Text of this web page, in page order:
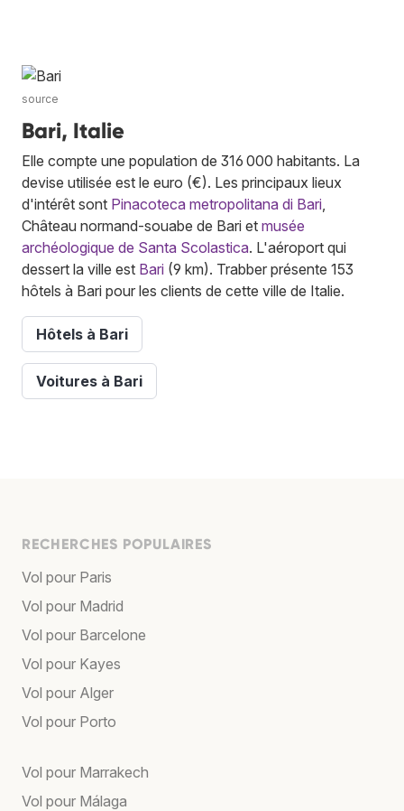
source
Bari, Italie
Elle compte une population de 316 000 habitants. La
devise utilisée est le euro (€). Les principaux lieux
d'intérêt sont Pinacoteca metropolitana di Bari
Château normand-souabe de Bari et musée
archéologique de Santa Scolastica. L'aéroport qui
dessert la ville est Bari (9 km). Trabber présente 153
hôtels à Bari pour les clients de cette ville de Italie.
Hôtels à Bari
Voitures à Bari
RECHERCHES POPULAIRES
Vol pour Paris
Vol pour Madrid
Vol pour Barcelone
Vol pour Kayes
Vol pour Alger
Vol pour Porto
Vol pour Marrakech
Vol pour Málaga